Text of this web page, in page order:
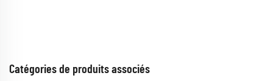
Catégories de produits associés